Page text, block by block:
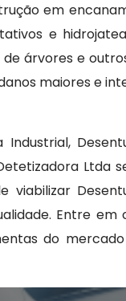
em
e
árvores e
maiores e
Ltda
viabilizar
Entre em
do